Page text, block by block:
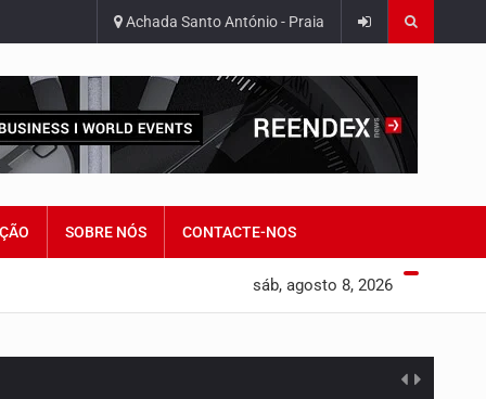
Achada Santo António - Praia
SOBRE NÓS CONTACTE-NOS
sáb, agosto 8, 2026